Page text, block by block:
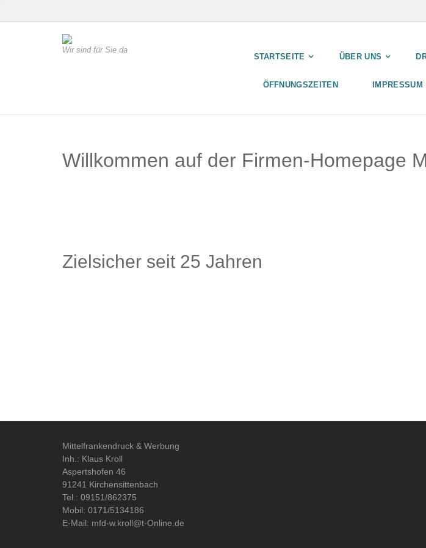
Wir sind für Sie da
STARTSEITE ÜBER UNS
ÖFFNUNGSZEITEN IMPRESSUM
Willkommen auf der Firmen-Homepage
Zielsicher seit 25 Jahren
Mittelfrankendruck & Werbung
Inh.: Klaus Kroll
Aspertshofen 46
91241 Kirchensittenbach
Tel.: 09151/862375
Mobil: 0171/5134186
E-Mail: mfd-w.kroll@t-Online.de